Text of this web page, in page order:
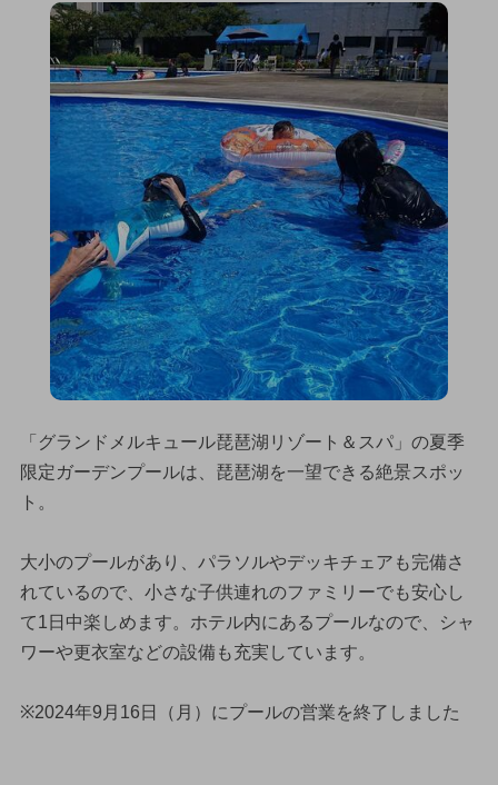
「グランドメルキュール琵琶湖リゾート＆スパ」の夏季
限定ガーデンプールは、琵琶湖を一望できる絶景スポッ
ト。
大小のプールがあり、パラソルやデッキチェアも完備さ
れているので、小さな子供連れのファミリーでも安心し
て1日中楽しめます。ホテル内にあるプールなので、シャ
ワーや更衣室などの設備も充実しています。
※2024年9月16日（月）にプールの営業を終了しました